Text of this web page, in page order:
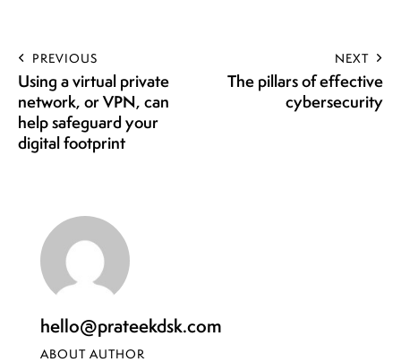
PREVIOUS
Using a virtual private
network, or VPN, can
help safeguard your
digital footprint
NEXT
The pillars of effective
cybersecurity
hello@prateekdsk.com
ABOUT AUTHOR